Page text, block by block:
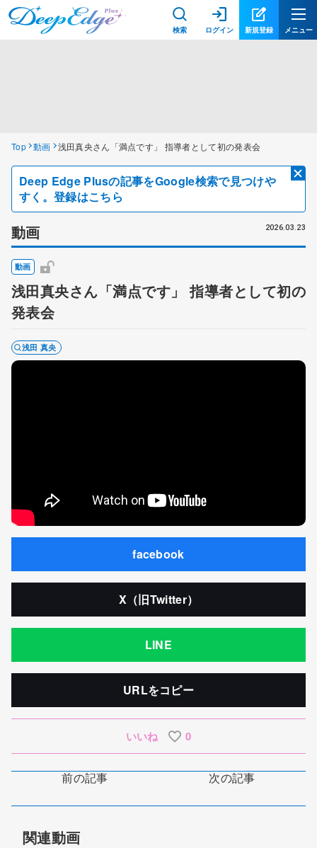
検索 ログイン 新規登録 メニュー
Top 動画 浅田真央さん「満点です」 指導者として初の発表会
Deep Edge Plusの記事をGoogle検索で見つけや
すく。登録はこちら
動画 2026.03.23
動画
浅田真央さん「満点です」 指導者として初の
発表会
浅田 真央
facebook
X（旧Twitter）
LINE
URLをコピー
いいね 0
前の記事 次の記事
関連動画